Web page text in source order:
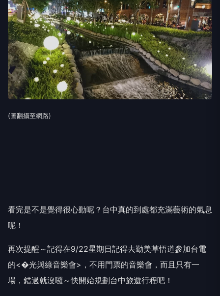
(圖翻攝至網路)
看完是不是覺得很心動呢？台中真的到處都充滿藝術的氣息
呢！
再次提醒～記得在9/22星期日記得去勤美草悟道參加台電
的<�光與綠音樂會>，不用門票的音樂會，而且只有一
場，錯過就沒囉～快開始規劃台中旅遊行程吧！